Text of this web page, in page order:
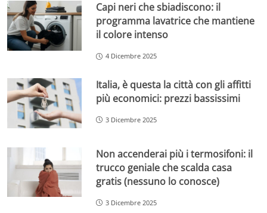
Capi neri che sbiadiscono: il
programma lavatrice che mantiene
il colore intenso
4 Dicembre 2025
Italia, è questa la città con gli affitti
più economici: prezzi bassissimi
3 Dicembre 2025
Non accenderai più i termosifoni: il
trucco geniale che scalda casa
gratis (nessuno lo conosce)
3 Dicembre 2025